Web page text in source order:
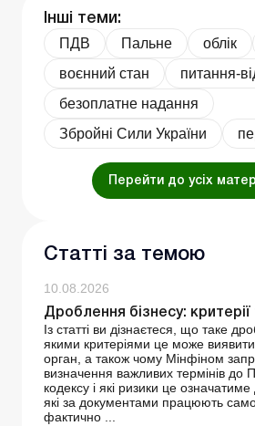
Інші теми:
ПДВ Пальне облік
воєнний стан
питання-
безоплатне надання
Збройні Сили України
Перейти до усіх
Статті за темою
10.08.2026
Дроблення бізнесу: критерії
Із статті ви дізнаєтеся, що таке
якими критеріями це може
орган, а також чому Мінфіном
визначення важливих термінів до
кодексу і які ризики це
які за документами працюють
фактично ...